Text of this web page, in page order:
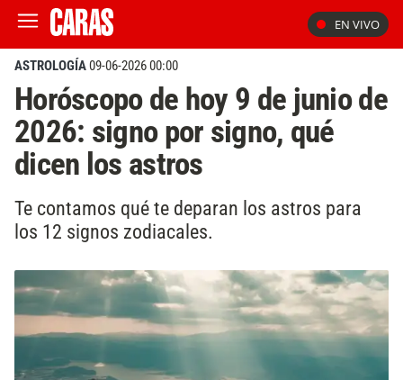
EN VIVO
ASTROLOGÍA09-06-2026 00:00
Horóscopo de hoy 9 de junio de
2026: signo por signo, qué
dicen los astros
Te contamos qué te deparan los astros para
los 12 signos zodiacales.